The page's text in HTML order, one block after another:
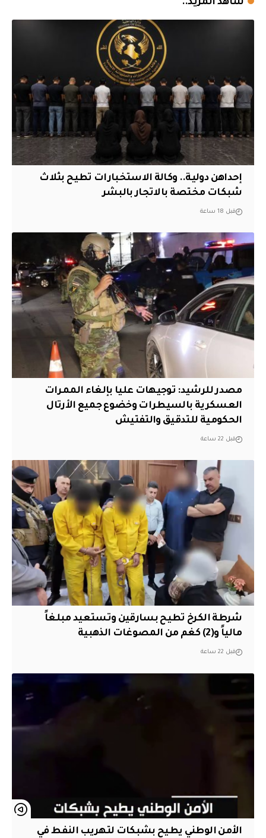
شاهد المزيد..
إحداهن دولية.. وكالة الاستخبارات تطيح بثلاث
شبكات مختصة بالاتجار بالبشر
قبل 18 ساعة
مصدر للرشيد: توجيهات عليا بإلغاء الممرات
العسكرية بالسيطرات وخضوع جميع الأرتال
الحكومية للتدقيق والتفتيش
قبل 22 ساعة
شرطة الكرخ تطيح بسارقين وتستعيد مبلغاً
مالياً و(2) كغم من المصوغات الذهبية
قبل 22 ساعة
الأمن الوطني يطيح بشبكات لتهريب النفط في